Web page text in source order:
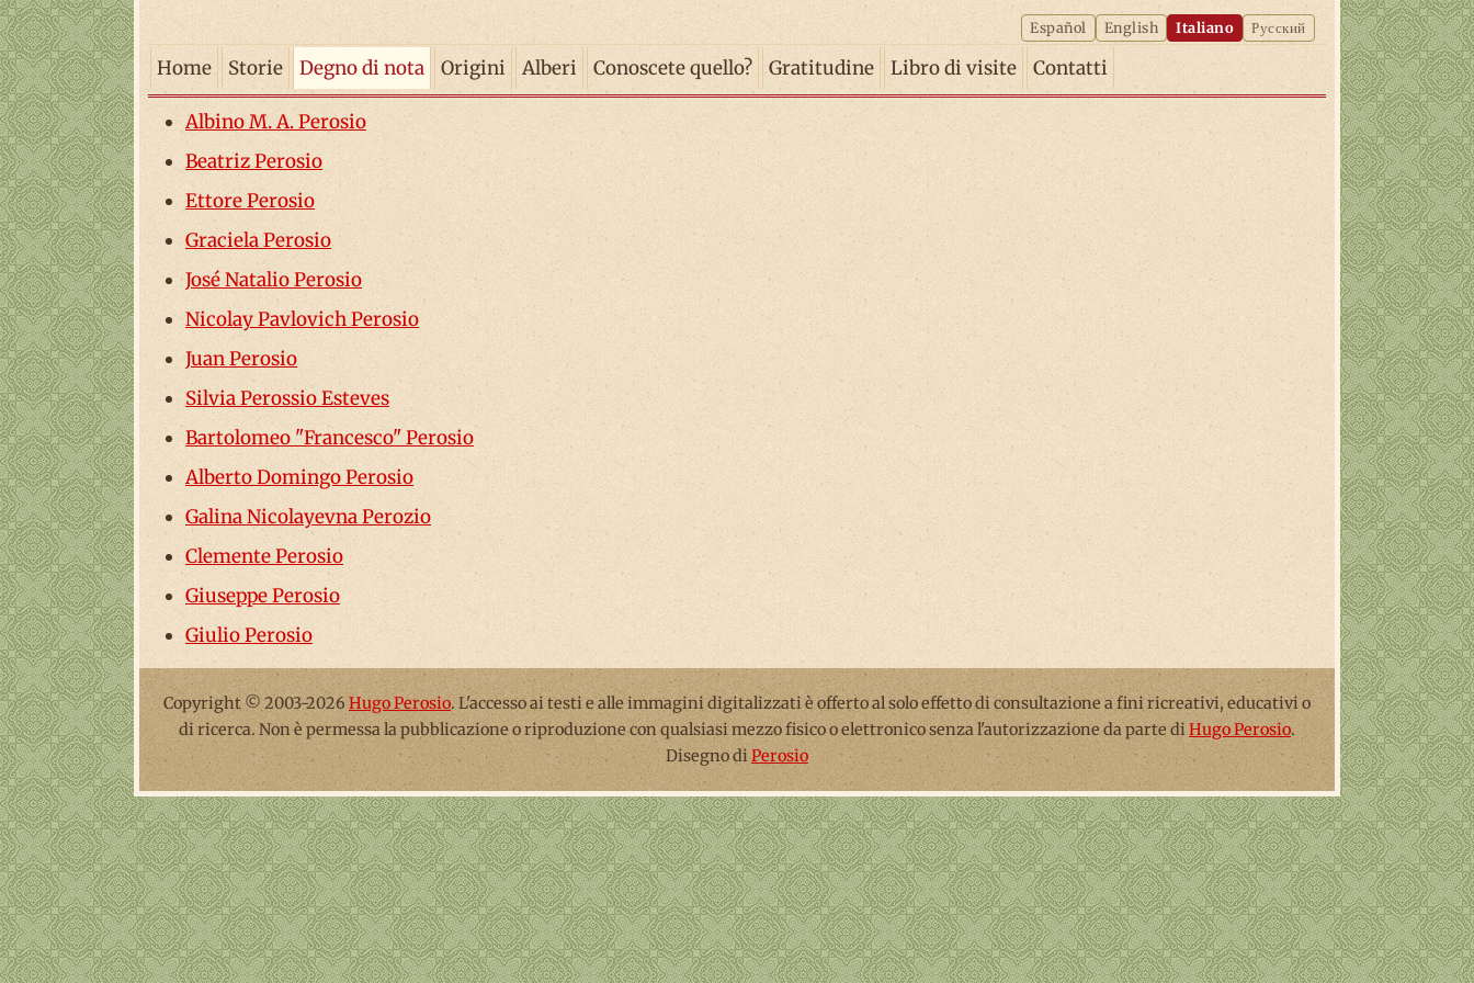
Español English Italiano Русский
Home Storie Degno di nota Origini Alberi Conoscete quello? Gratitudine Libro di visite Contatti
Albino M. A. Perosio
Beatriz Perosio
Ettore Perosio
Graciela Perosio
José Natalio Perosio
Nicolay Pavlovich Perosio
Juan Perosio
Silvia Perossio Esteves
Bartolomeo "Francesco" Perosio
Alberto Domingo Perosio
Galina Nicolayevna Perozio
Clemente Perosio
Giuseppe Perosio
Giulio Perosio
Copyright © 2003-2026 Hugo Perosio. L'accesso ai testi e alle immagini digitalizzati è offerto al solo effetto di consultazione a fini ricreativi, educativi o
di ricerca. Non è permessa la pubblicazione o riproduzione con qualsiasi mezzo fisico o elettronico senza l'autorizzazione da parte diHugo Perosio.
Disegno diPerosio